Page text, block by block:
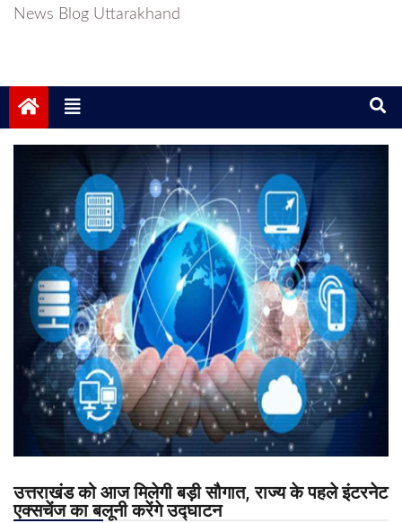
News Blog Uttarakhand
उत्तराखंड को आज मिलेगी बड़ी सौगात, राज्य के पहले इंटरनेट
एक्सचेंज का बलूनी करेंगे उद्घाटन